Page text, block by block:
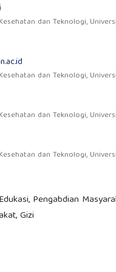
dan Teknologi,
dan Teknologi,
dan Teknologi,
dan Teknologi,
Pengabdian
Gizi